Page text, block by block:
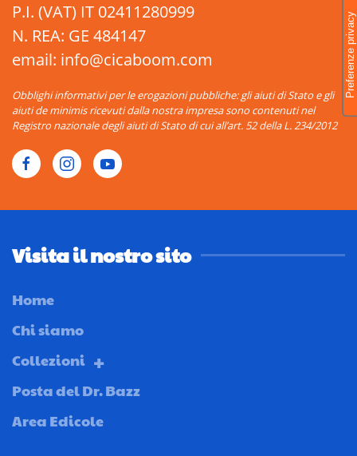
P.I. (VAT) IT 02411280999
N. REA: GE 484147
email: info@cicaboom.com
Obblighi informativi per le erogazioni pubbliche: gli aiuti di Stato e gli
aiuti de minimis ricevuti dalla nostra impresa sono contenuti nel
Registro nazionale degli aiuti di Stato di cui all’art. 52 della L. 234/2012
Visita il nostro sito
Home
Chi siamo
Collezioni
Posta del Dr. Bazz
Area Edicole